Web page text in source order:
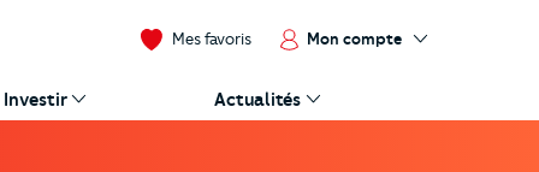
Mes favoris Mon compte
Investir Actualités